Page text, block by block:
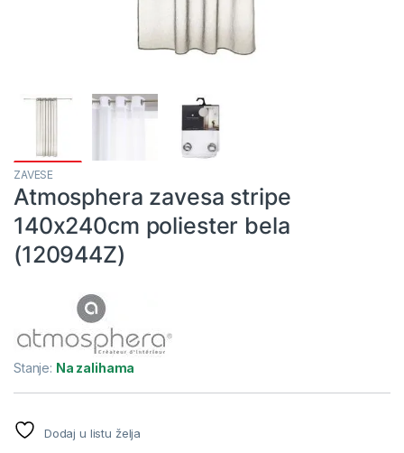
ZAVESE
Atmosphera zavesa stripe
140x240cm poliester bela
(120944Z)
Stanje: Na zalihama
Dodaj u listu želja